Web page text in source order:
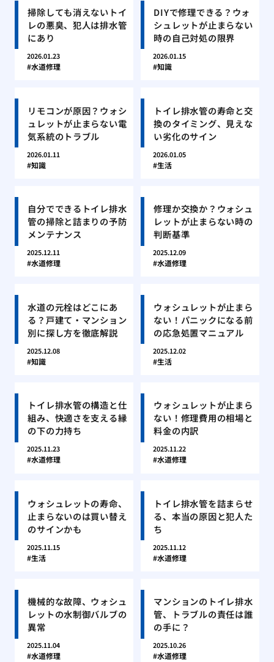
掃除しても消えないトイ
レの悪臭、犯人は排水管
にあり
2026.01.23
水道修理
DIYで修理できる？ウォ
シュレットが止まらない
時の自己対処の限界
2026.01.15
知識
リモコンが原因？ウォシ
ュレットが止まらない電
気系統のトラブル
2026.01.11
知識
トイレ排水管の寿命と交
換のタイミング、見えな
い劣化のサイン
2026.01.05
生活
自分でできるトイレ排水
管の掃除と詰まりの予防
メンテナンス
2025.12.11
水道修理
修理か交換か？ウォシュ
レットが止まらない時の
判断基準
2025.12.09
水道修理
水道の元栓はどこにあ
る？戸建て・マンション
別に探し方を徹底解説
2025.12.08
知識
ウォシュレットが止まら
ない！パニックになる前
の応急処置マニュアル
2025.12.02
生活
トイレ排水管の構造と仕
組み、快適さを支える縁
の下の力持ち
2025.11.23
水道修理
ウォシュレットが止まら
ない！修理費用の相場と
料金の内訳
2025.11.22
水道修理
ウォシュレットの寿命、
止まらないのは買い替え
のサインかも
2025.11.15
生活
トイレ排水管を詰まらせ
る、本当の原因と犯人た
ち
2025.11.12
水道修理
機械的な故障、ウォシュ
レットの水制御バルブの
異常
2025.11.04
水道修理
マンションのトイレ排水
管、トラブルの責任は誰
の手に？
2025.10.26
水道修理